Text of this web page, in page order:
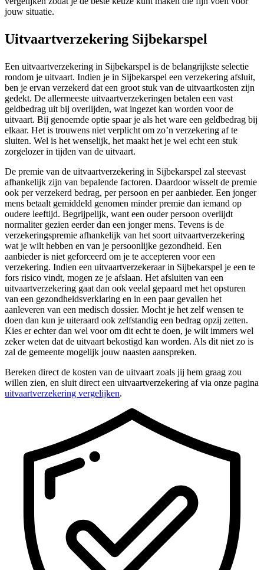
jouw situatie.
Uitvaartverzekering Sijbekarspel
Een uitvaartverzekering in Sijbekarspel is de belangrijkste selectie
rondom je uitvaart. Indien je in Sijbekarspel een verzekering afsluit,
ben je ervan verzekerd dat een groot stuk van de uitvaartkosten zijn
gedekt. De allermeeste uitvaartverzekeringen betalen een vast
geldbedrag uit bij overlijden, wat ingezet kan worden voor de
uitvaart. Bij genoemde optie spaar je als het ware een geldbedrag bij
elkaar. Het is trouwens niet verplicht om zo’n verzekering af te
sluiten. Wel is het wenselijk, het maakt het je wel echt een stuk
zorgelozer in tijden van de uitvaart.
De premie van de uitvaartverzekering in Sijbekarspel zal steevast
afhankelijk zijn van bepalende factoren. Daardoor wisselt de premie
ook per verzekerd bedrag, per persoon en per aanbieder. Een jonger
mens betaalt gemiddeld genomen minder premie dan iemand op
oudere leeftijd. Begrijpelijk, want een ouder persoon overlijdt
normaliter gezien eerder dan een jonger mens. Tevens is de
verzekeringspremie afhankelijk van het soort uitvaartverzekering
wat je wilt hebben en van je persoonlijke gezondheid. Een
aanbieder is niet geforceerd om je te accepteren voor een
verzekering. Indien een uitvaartverzekeraar in Sijbekarspel je een te
fors risico vindt, mogen ze je afslaan. Het afsluiten van een
uitvaartverzekering gaat dan ook veelal gepaard met het opsturen
van een gezondheidsverklaring en in een paar gevallen het
aanleveren van een medisch dossier. Mocht je het zelf wensen te
doen dan kun je uiteraard ook zelfstandig een bedrag opzij zetten.
Kies er echter dan wel voor om dit echt te doen, je wilt immers wel
zeker weten dat de uitvaart bekostigd kan worden. Als dit niet zo is
zal de gemeente mogelijk jouw naasten aanspreken.
Bereken direct de kosten van de uitvaart zoals jij hem graag zou
willen zien, en sluit direct een uitvaartverzekering af via onze pagina
uitvaartverzekering vergelijken.